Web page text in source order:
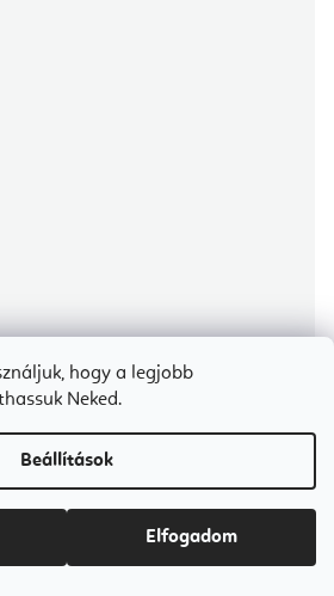
hogy a legjobb
Neked.
Beállítások
Elfogadom
Pilates Reformer gép 8 kerékkel
belül szállítunk